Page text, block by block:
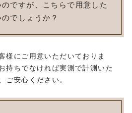
のですが、こちらで用意した
でしょうか？
様にご用意いただいておりま
持ちでなければ実測で計測いた
ご安心ください。